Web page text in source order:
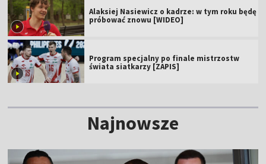
Alaksiej Nasiewicz o kadrze: w tym roku będę
próbować znowu [WIDEO]
Program specjalny po finale mistrzostw
świata siatkarzy [ZAPIS]
Najnowsze